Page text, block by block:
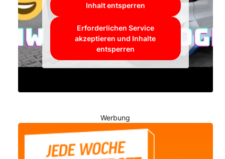
Inhalt entsperren
Erforderlichen Service
akzeptieren und Inhalte
entsperren
Werbung